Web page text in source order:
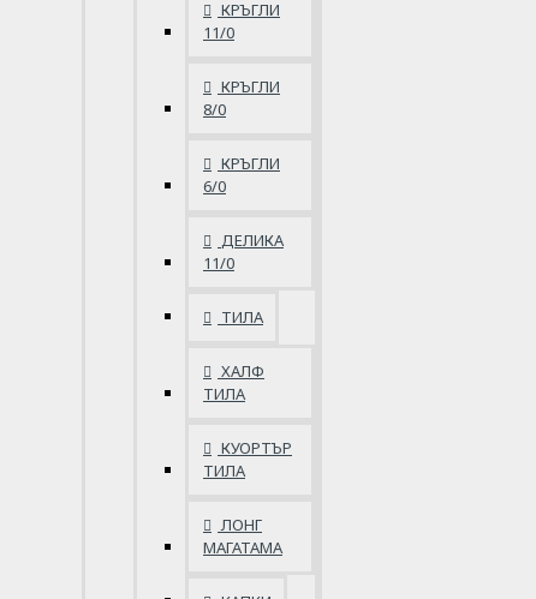
КРЪГЛИ
11/0
КРЪГЛИ
8/0
КРЪГЛИ
6/0
ДЕЛИКА
11/0
ТИЛА
ХАЛФ
ТИЛА
КУОРТЪР
ТИЛА
ЛОНГ
МАГАТАМА